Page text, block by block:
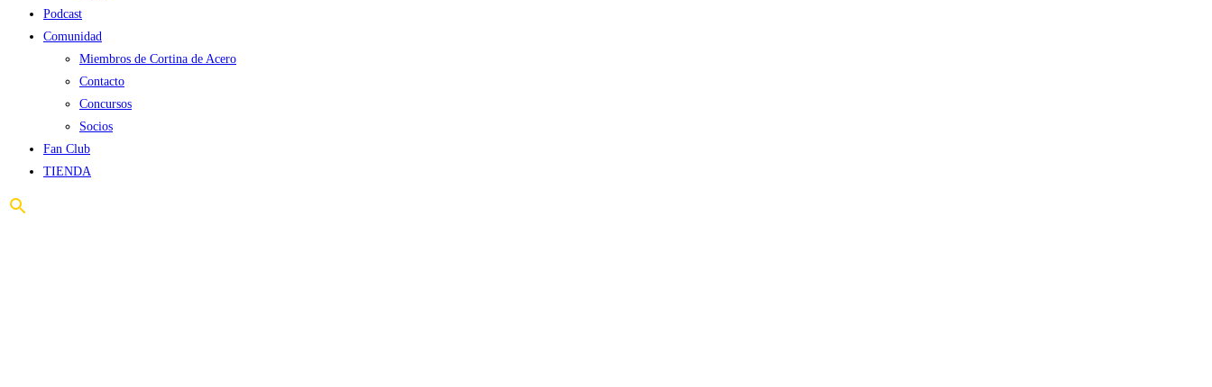
Podcast
Comunidad
Miembros de Cortina de Acero
Contacto
Concursos
Socios
Fan Club
TIENDA